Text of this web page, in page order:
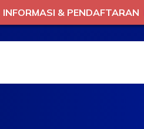
INFORMASI & PENDAFTARAN